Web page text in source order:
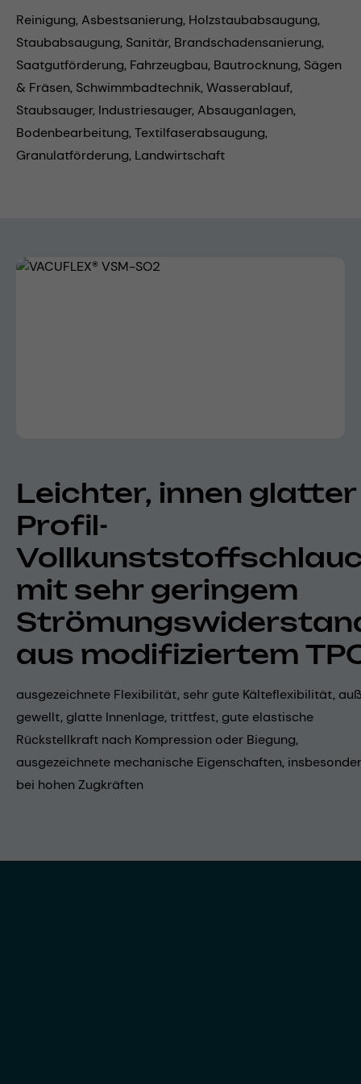
Reinigung,Asbestsanierung, Holzstaubabsaugung,
Staubabsaugung, Sanitär, Brandschadensanierung,
Saatgutförderung, Fahrzeugbau, Bautrocknung, Sägen
& Fräsen, Schwimmbadtechnik,Wasserablauf,
Staubsauger, Industriesauger,Absauganlagen,
Bodenbearbeitung,Textilfaserabsaugung,
Granulatförderung, Landwirtschaft
Bildergalerie überspringen
Leichter, innen glatter
Profil-
mit sehr geringem
aus modifiziertem
ausgezeichnete Flexibilität, sehr gute Kälteflexibilität,
gewellt, glatte Innenlage, trittfest, gute elastische
Rückstellkraft nach Kompression oder Biegung,
ausgezeichnete mechanische Eigenschaften,
bei hohen Zugkräften